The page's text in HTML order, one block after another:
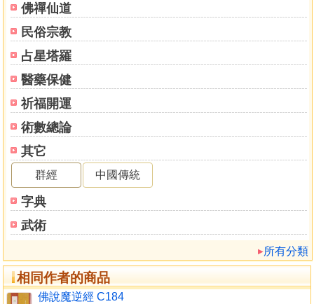
佛禪仙道
民俗宗教
占星塔羅
醫藥保健
祈福開運
術數總論
其它
群經 中國傳統
字典
武術
所有分類
相同作者的商品
佛說魔逆經 C184